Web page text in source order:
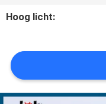
NIEUWS
VERZOEK
OM EEN
CITAAT
Hoog licht: